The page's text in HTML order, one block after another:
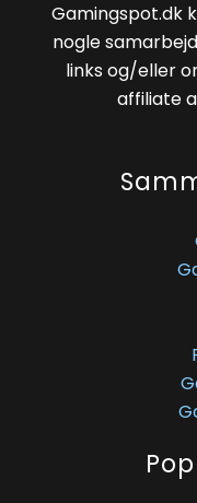
Gamingspot.dk
nogle
links og/eller
affiliate